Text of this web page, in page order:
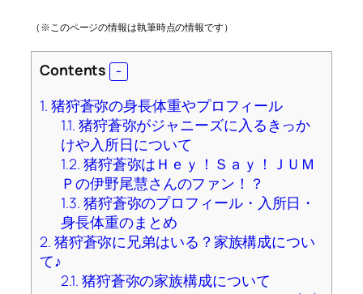
（※このページの情報は執筆時点の情報です）
Contents
1. 猪狩蒼弥の身長体重やプロフィール
1.1. 猪狩蒼弥がジャニーズに入るきっか
けや入所日について
1.2. 猪狩蒼弥はＨｅｙ！Ｓａｙ！ＪＵＭ
Ｐの伊野尾慧さんのファン！？
1.3. 猪狩蒼弥のプロフィール・入所日・
身長体重のまとめ
2. 猪狩蒼弥に兄弟はいる？家族構成につい
て♪
2.1. 猪狩蒼弥の家族構成について